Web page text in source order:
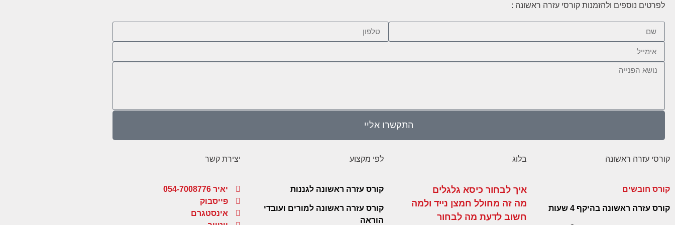
לפרטים נוספים ולהזמנות קורסי עזרה ראשונה :
התקשרו אליי
קורסי עזרה ראשונה
קורס חובשים
קורס עזרה ראשונה בהיקף 4 שעות
בלוג
איך לבחור כיסא גלגלים
מה זה מחולל חמצן נייד ולמה
חשוב לדעת מה לבחור
לפי מקצוע
קורס עזרה ראשונה לגננות
קורס עזרה ראשונה למורים ועובדי
הוראה
יצירת קשר
יאיר 054-7008776
פייסבוק
אינסטגרם